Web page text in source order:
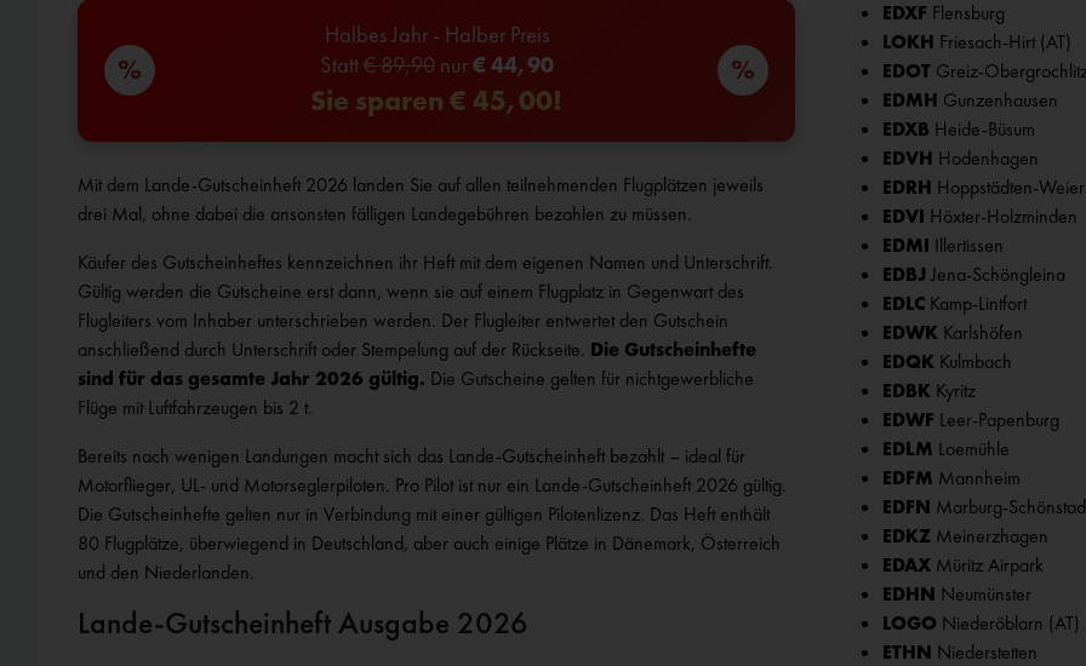
%
Halbes Jahr - Halber Preis
Statt€ 89,90nur€ 44,90
Sie sparen € 45,00!
%
Mit dem Lande-Gutscheinheft 2026 landen Sie auf allen teilnehmenden Flugplätzen jeweils
drei Mal, ohne dabei die ansonsten fälligen Landegebühren bezahlen zu müssen.
Käufer des Gutscheinheftes kennzeichnen ihr Heft mit dem eigenen Namen und Unterschrift.
Gültig werden die Gutscheine erst dann, wenn sie auf einem Flugplatz in Gegenwart des
Flugleiters vom Inhaber unterschrieben werden. Der Flugleiter entwertet den Gutschein
anschließend durch Unterschrift oder Stempelung auf der Rückseite. Die Gutscheinhefte
sind für das gesamte Jahr 2026 gültig. Die Gutscheine gelten für nichtgewerbliche
Flüge mit Luftfahrzeugen bis 2 t.
Bereits nach wenigen Landungen macht sich das Lande-Gutscheinheft bezahlt – ideal für
Motorflieger, UL- und Motorseglerpiloten. Pro Pilot ist nur ein Lande-Gutscheinheft 2026 gültig.
Die Gutscheinhefte gelten nur in Verbindung mit einer gültigen Pilotenlizenz. Das Heft enthält
80 Flugplätze, überwiegend in Deutschland, aber auch einige Plätze in Dänemark, Österreich
und den Niederlanden.
Lande-Gutscheinheft Ausgabe 2026
EDXF Flensburg
LOKH Friesach-Hirt (AT)
EDOT Greiz-
EDMH Gunzenhausen
EDXB Heide-Büsum
EDVH Hodenhagen
EDRH Hoppstädten-
EDVI Höxter-Holzminden
EDMI Illertissen
EDBJ Jena-Schöngleina
EDLC Kamp-Lintfort
EDWK Karlshöfen
EDQK Kulmbach
EDBK Kyritz
EDWF Leer-Papenburg
EDLM Loemühle
EDFM Mannheim
EDFN Marburg-
EDKZ Meinerzhagen
EDAX Müritz Airpark
EDHN Neumünster
LOGO Niederöblarn (AT)
ETHN Niederstetten